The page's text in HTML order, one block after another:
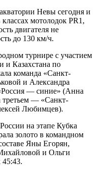
Невы сегодня и
мотолодок PR1,
двигателя не
до 130 км/ч.
турнире с участием
и Казахстана по
команда «Санкт-
и Александра
— синие» (Анна
— «Санкт-
Любимцев).
на этапе Кубка
золото в командном
Яны Егорян,
и Ольги